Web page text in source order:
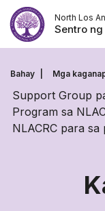
Laktawan
ang
nilalaman
North Los
Sentro ng
Bahay Mga
Support Group
Program sa
NLACRC para